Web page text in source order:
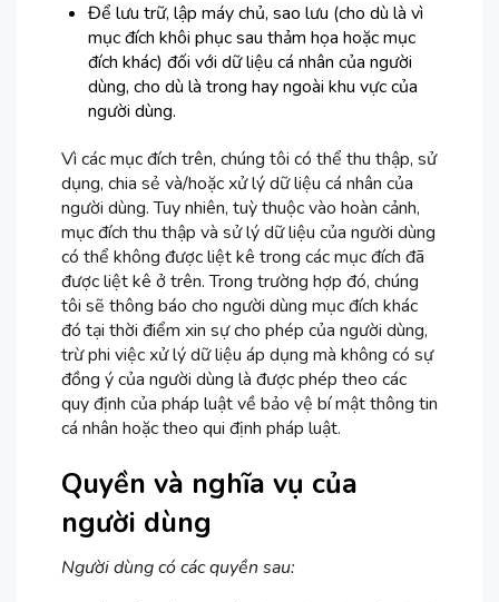
Để lưu trữ, lập máy chủ, sao lưu (cho dù là vì
mục đích khôi phục sau thảm họa hoặc mục
đích khác) đối với dữ liệu cá nhân của người
dùng, cho dù là trong hay ngoài khu vực của
người dùng.
Vì các mục đích trên, chúng tôi có thể thu thập, sử
dụng, chia sẻ và/hoặc xử lý dữ liệu cá nhân của
người dùng. Tuy nhiên, tuỳ thuộc vào hoàn cảnh,
mục đích thu thập và sử lý dữ liệu của người dùng
có thể không được liệt kê trong các mục đích đã
được liệt kê ở trên. Trong trường hợp đó, chúng
tôi sẽ thông báo cho người dùng mục đích khác
đó tại thời điểm xin sự cho phép của người dùng,
trừ phi việc xử lý dữ liệu áp dụng mà không có sự
đồng ý của người dùng là được phép theo các
quy định của pháp luật về bảo vệ bí mật thông tin
cá nhân hoặc theo qui định pháp luật.
Quyền và nghĩa vụ của
người dùng
Người dùng có các quyền sau: